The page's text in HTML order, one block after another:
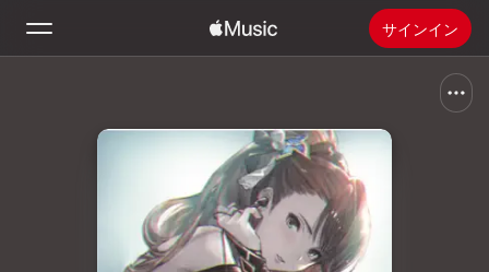
サインイン
新着おすすめ
Apple Musicをインストール